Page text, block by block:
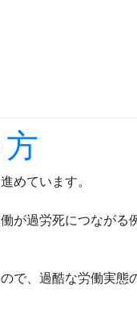
めています。
が過労死につながる
で、過酷な労働実態